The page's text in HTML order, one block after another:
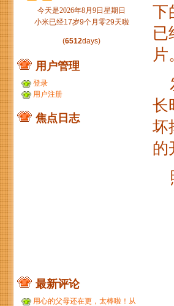
下
已
片
长
坏
的
今天是2026年8月9日星期日
小米已经17岁9个月零29天啦
(6512days)
用户管理
登录
用户注册
焦点日志
最新评论
用心的父母还在更，太棒啦！从